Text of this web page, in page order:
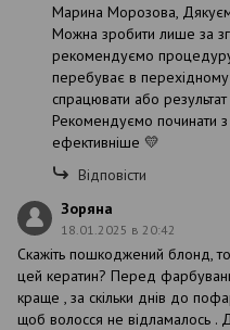
Марина Морозова,
Можна зробити лише за
рекомендуємо процедуру
перебуває в
спрацювати або
Рекомендуємо починати
ефективніше 💛
Відповісти
Зоряна
18.01.2025 в 20:42
Скажіть пошкоджений блонд,
цей кератин? Перед
краще , за скільки днів до
щоб волосся не відламалось .